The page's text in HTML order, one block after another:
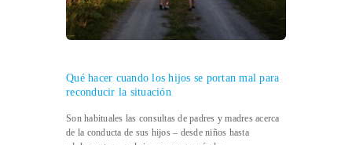
Qué hacer cuando los hijos se portan mal para
reconducir la situación
Son habituales las consultas de padres y madres acerca
de la conducta de sus hijos – desde niños hasta